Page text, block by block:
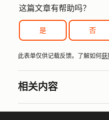
这篇文章有帮助吗？
是 否
此表单仅供记载反馈。了解如何获
相关内容